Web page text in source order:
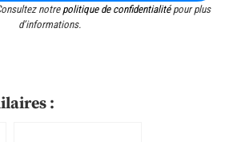
notrepolitique de confidentialitépour plus
d’informations.
: